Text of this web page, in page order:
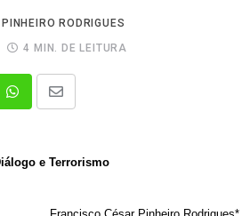
RODRIGUES
4 MIN. DE LEITURA
WhatsappShare
e Terrorismo